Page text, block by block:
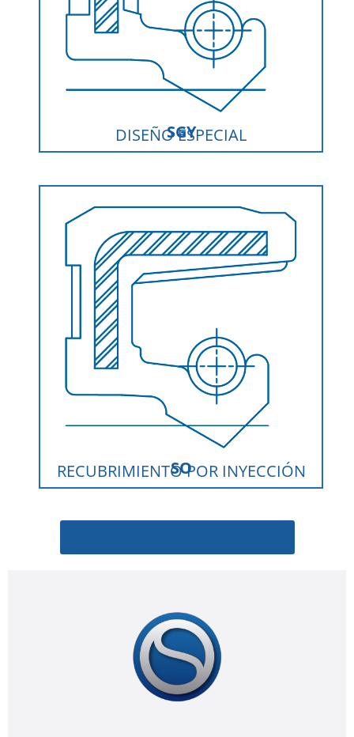
SGY
DISEÑO ESPECIAL
SO
RECUBRIMIENTO POR INYECCIÓN